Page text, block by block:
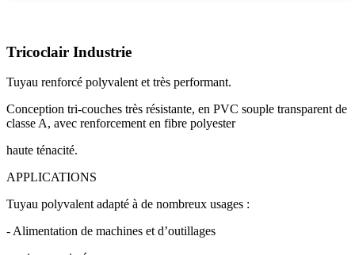
Tricoclair Industrie
Tuyau renforcé polyvalent et très performant.
Conception tri-couches très résistante, en PVC souple transparent de
classe A, avec renforcement en fibre polyester
haute ténacité.
APPLICATIONS
Tuyau polyvalent adapté à de nombreux usages :
- Alimentation de machines et d’outillages